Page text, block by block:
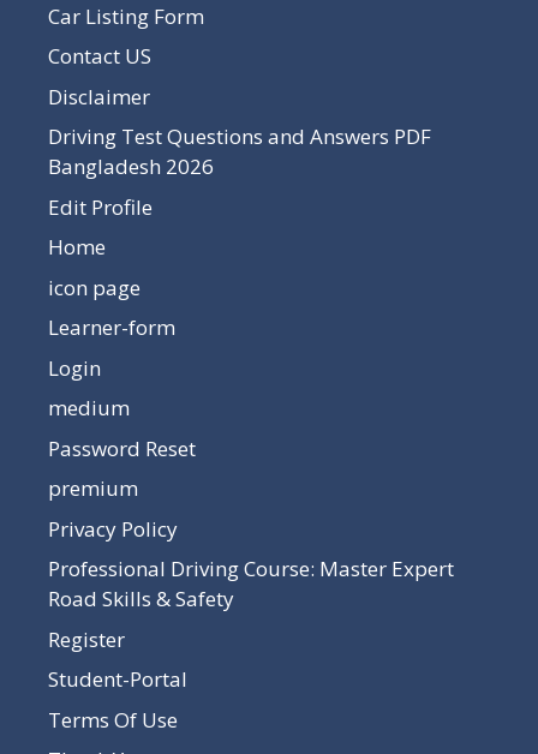
Car Listing Form
Contact US
Disclaimer
Driving Test Questions and Answers PDF
Bangladesh 2026
Edit Profile
Home
icon page
Learner-form
Login
medium
Password Reset
premium
Privacy Policy
Professional Driving Course: Master Expert
Road Skills & Safety
Register
Student-Portal
Terms Of Use